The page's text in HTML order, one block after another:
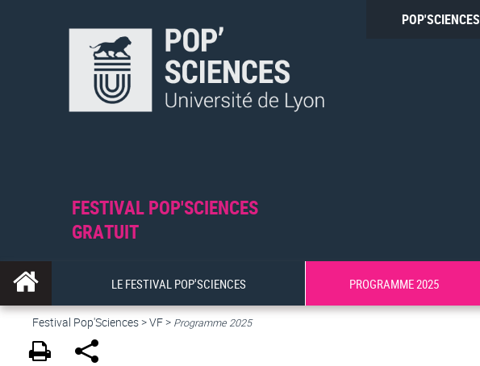
FESTIVAL POP'SCIENCES
GRATUIT
POP'SCIENCES
LE FESTIVAL POP'SCIENCES PROGRAMME 2025
Festival Pop'Sciences>VF> Programme 2025